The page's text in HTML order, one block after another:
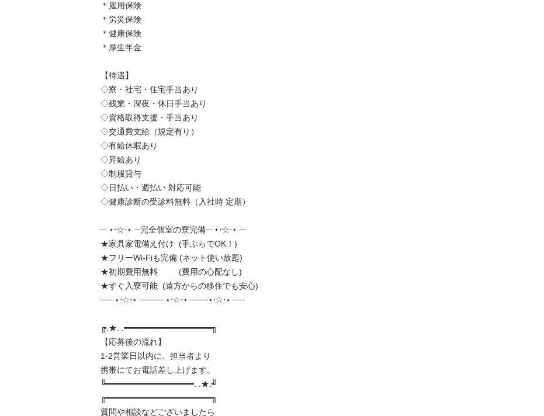
＊雇用保険
＊労災保険
＊健康保険
＊厚生年金
【待遇】
◇寮・社宅・住宅手当あり
◇残業・深夜・休日手当あり
◇資格取得支援・手当あり
◇交通費支給（規定有り）
◇有給休暇あり
◇昇給あり
◇制服貸与
◇日払い・週払い 対応可能
◇健康診断の受診料無料（入社時 定期）
─ ⋆⋅☆⋅⋆ ─完全個室の寮完備─ ⋆⋅☆⋅⋆ ─
★家具家電備え付け  (手ぶらでOK！)
★フリーWi-Fiも完備 (ネット使い放題)
★初期費用無料　　  (費用の心配なし)
★すぐ入寮可能  (遠方からの移住でも安心)
── ⋆⋅☆⋅⋆ ──── ⋆⋅☆⋅⋆ ───⋆⋅☆⋅⋆ ──
╔.★. .═══════════════╗
【応募後の流れ】
1-2営業日以内に、担当者より
携帯にてお電話差し上げます。
╚═══════════════. .★.╝
╔══════════════════╗
質問や相談などございましたら